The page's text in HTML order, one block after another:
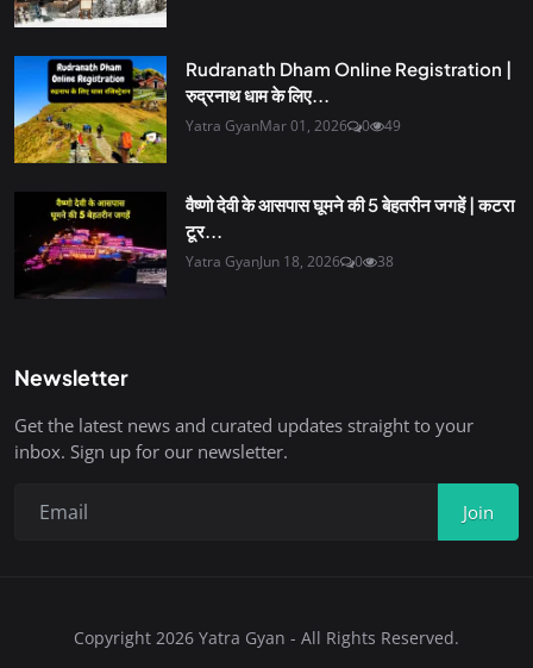
Rudranath Dham Online Registration |
रुद्रनाथ धाम के लिए...
Yatra GyanMar 01, 2026 0 49
वैष्णो देवी के आसपास घूमने की 5 बेहतरीन जगहें | कटरा
टूर...
Yatra GyanJun 18, 2026 0 38
Newsletter
Get the latest news and curated updates straight to your
inbox. Sign up for our newsletter.
Join
Copyright 2026 Yatra Gyan - All Rights Reserved.